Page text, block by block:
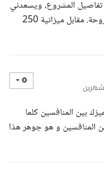
تفاصيل المشروع، ويسعدني
التعاون معكم بعقد شهري ضمن الميزانية المطروحة. مقابل ميزانية 250
بين المنافسين كلما
المنافسين و هو جوهر هذا